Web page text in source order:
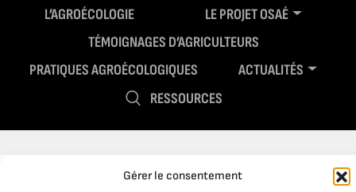
Gérer le consentement
L’AGROÉCOLOGIE
LE PROJET OSAÉ
TÉMOIGNAGES D’AGRICULTEURS
PRATIQUES AGROÉCOLOGIQUES
ACTUALITÉS
RESSOURCES